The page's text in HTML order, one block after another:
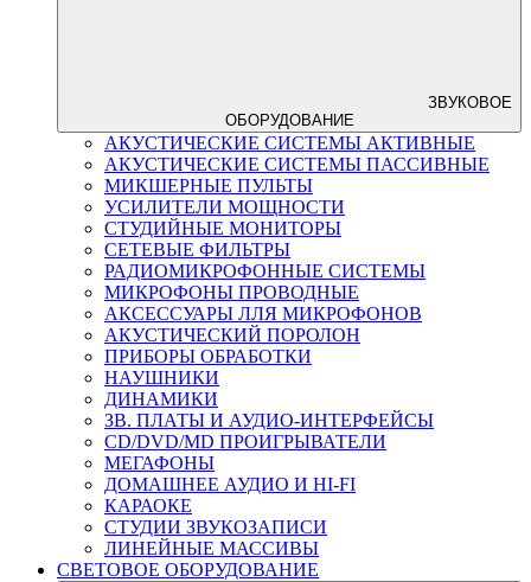
ЗВУКОВОЕ
ОБОРУДОВАНИЕ
АКУСТИЧЕСКИЕ СИСТЕМЫ АКТИВНЫЕ
АКУСТИЧЕСКИЕ СИСТЕМЫ ПАССИВНЫЕ
МИКШЕРНЫЕ ПУЛЬТЫ
УСИЛИТЕЛИ МОЩНОСТИ
СТУДИЙНЫЕ МОНИТОРЫ
СЕТЕВЫЕ ФИЛЬТРЫ
РАДИОМИКРОФОННЫЕ СИСТЕМЫ
МИКРОФОНЫ ПРОВОДНЫЕ
АКСЕССУАРЫ ЛЛЯ МИКРОФОНОВ
АКУСТИЧЕСКИЙ ПОРОЛОН
ПРИБОРЫ ОБРАБОТКИ
НАУШНИКИ
ДИНАМИКИ
ЗВ. ПЛАТЫ И АУДИО-ИНТЕРФЕЙСЫ
CD/DVD/MD ПРОИГРЫВАТЕЛИ
МЕГАФОНЫ
ДОМАШНЕЕ АУДИО И HI-FI
КАРАОКЕ
СТУДИИ ЗВУКОЗАПИСИ
ЛИНЕЙНЫЕ МАССИВЫ
СВЕТОВОЕ ОБОРУДОВАНИЕ